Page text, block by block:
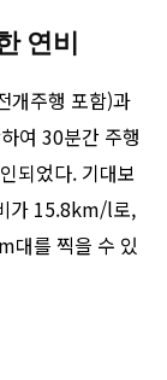
연비
개주행 포함)과
여 30분간 주행
되었다. 기대보
가 15.8km/l로,
대를 찍을 수 있